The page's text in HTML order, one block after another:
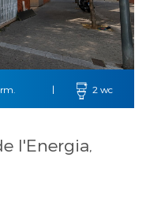
| 2 wc
l'Energia,